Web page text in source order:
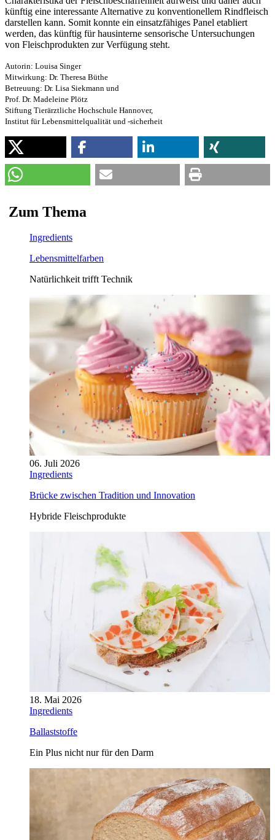
künftig eine interessante Alternative zu konventionellem Rindfleisch
darstellen kann. Somit konnte ein einsatzfähiges Panel etabliert
werden, das künftig für hausinterne sensorische Untersuchungen
von Fleischprodukten zur Verfügung steht.
Autorin: Louisa Singer
Mitwirkung: Dr. Theresa Büthe
Betreuung: Dr. Lisa Siekmann und
Prof. Dr. Madeleine Plötz
Stiftung Tierärztliche Hochschule Hannover,
Institut für Lebensmittelqualität und -sicherheit
Zum Thema
Ingredients
Lebensmittelfarben
Natürlichkeit trifft Technik
06. Juli 2026
Ingredients
Brücke zwischen Tradition und Innovation
Hybride Fleischprodukte
18. Mai 2026
Ingredients
Ballaststoffe
Ein Plus nicht nur für den Darm